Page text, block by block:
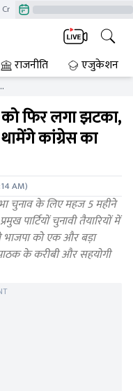
CrimeTak
राजनीति एजुकेशन
फिर लगा झटका,
कांग्रेस का
AM)
चुनाव के लिए महज 5 महीने
पार्टियों चुनावी तैयारियों में
को एक और बड़ा
के करीबी और सहयोगी